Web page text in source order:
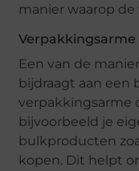
manier waarop
Verpakkingsarme
Een van de
bijdraagt aan een
verpakkingsarme
bijvoorbeeld je
bulkproducten
kopen. Dit helpt